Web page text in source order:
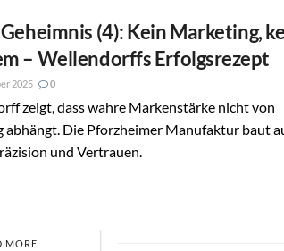
(4): Kein Marketing,
– Wellendorffs Erfolgsrezept
2025 0
zeigt, dass wahre Markenstärke nicht von
abhängt. Die Pforzheimer Manufaktur baut
und Vertrauen.
MORE